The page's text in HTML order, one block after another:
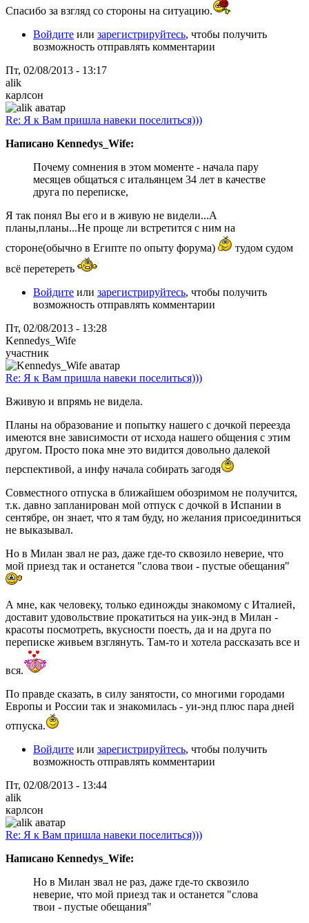
Спасибо за взгляд со стороны на ситуацию.
Войдите или зарегистрируйтесь, чтобы получить
возможность отправлять комментарии
Пт, 02/08/2013 - 13:17
alik
карлсон
Re: Я к Вам пришла навеки поселиться)))
Написано Kennedys_Wife:
Почему сомнения в этом моменте - начала пару
месяцев общаться с итальянцем 34 лет в качестве
друга по переписке,
Я так понял Вы его и в живую не видели...А
планы,планы...Не проще ли встретится с ним на
стороне(обычно в Египте по опыту форума)
тудом судом
всё перетереть
Войдите или зарегистрируйтесь, чтобы получить
возможность отправлять комментарии
Пт, 02/08/2013 - 13:28
Kennedys_Wife
участник
Re: Я к Вам пришла навеки поселиться)))
Вживую и впрямь не видела.
Планы на образование и попытку нашего с дочкой переезда
имеются вне зависимости от исхода нашего общения с этим
другом. Просто пока мне это видится довольно далекой
перспективой, а инфу начала собирать загодя
Совместного отпуска в ближайшем обозримом не получится,
т.к. давно запланирован мой отпуск с дочкой в Испании в
сентябре, он знает, что я там буду, но желания присоединиться
не выказывал.
Но в Милан звал не раз, даже где-то сквозило неверие, что
мой приезд так и останется "слова твои - пустые обещания"
А мне, как человеку, только единожды знакомому с Италией,
доставит удовольствие прокатиться на уик-энд в Милан -
красоты посмотреть, вкусности поесть, да и на друга по
переписке живьем взглянуть. Там-то и хотела рассказать все и
вся.
По правде сказать, в силу занятости, со многими городами
Европы и России так и знакомилась - уи-энд плюс пара дней
отпуска.
Войдите или зарегистрируйтесь, чтобы получить
возможность отправлять комментарии
Пт, 02/08/2013 - 13:44
alik
карлсон
Re: Я к Вам пришла навеки поселиться)))
Написано Kennedys_Wife:
Но в Милан звал не раз, даже где-то сквозило
неверие, что мой приезд так и останется "слова
твои - пустые обещания"